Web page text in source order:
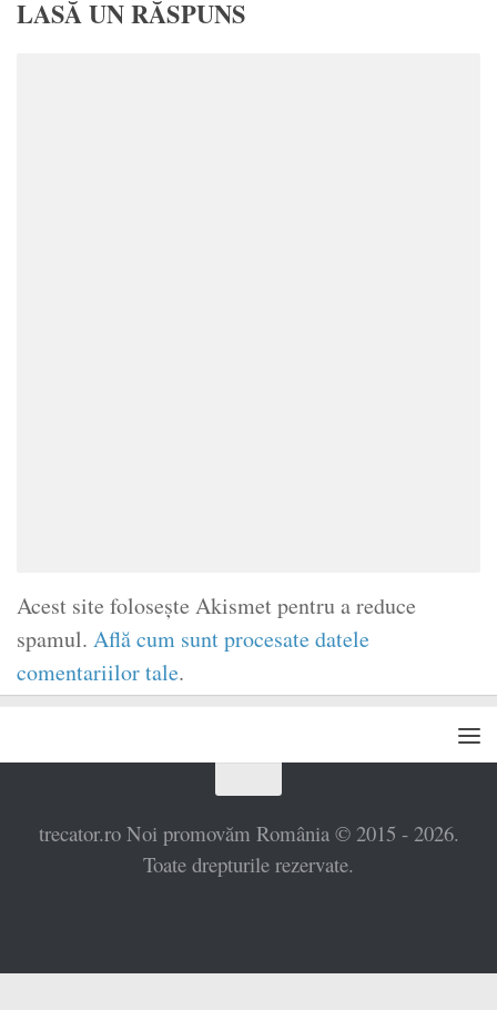
LASĂ UN RĂSPUNS
Acest site folosește Akismet pentru a reduce
spamul. Află cum sunt procesate datele
comentariilor tale.
trecator.ro Noi promovăm România © 2015 - 2026.
Toate drepturile rezervate.